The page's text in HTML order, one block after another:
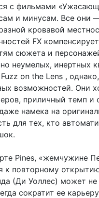
с фильмами
и минусам. Все они
кровавой
FX
сюжета и
неумелых, инертных
on the Lens ,
возможностей. Они
приличный темп и
намека на
для тех, кто
Pines, «жемчужине
к повторному
(Ди Уоллес) может
сократит ее